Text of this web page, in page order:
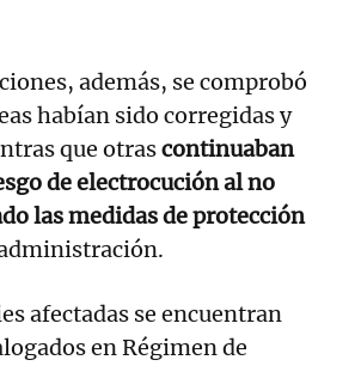
además, se comprobó
habían sido corregidas y
que otrascontinuaban
de electrocución al no
las medidas de protección
afectadas se encuentran
en Régimen de